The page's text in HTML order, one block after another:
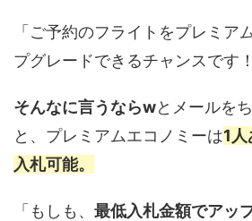
「ご予約のフライトをプレミア
プグレードできるチャンスです！
そんなに言うならwとメールを
と、プレミアムエコノミーは1
入札可能。
「もしも、 最低入札金額でアッ